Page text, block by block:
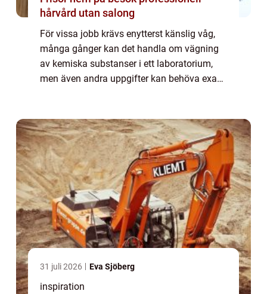
hårvård utan salong
För vissa jobb krävs enytterst känslig våg,
många gånger kan det handla om vägning
av kemiska substanser i ett laboratorium,
men även andra uppgifter kan behöva exakt
...
31 juli 2026 Eva Sjöberg
inspiration